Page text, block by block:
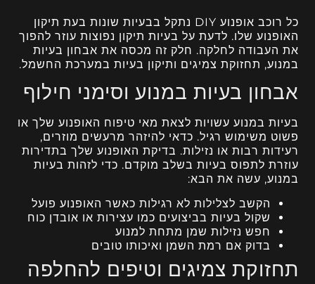
כל רוכב אופנוע DIY נתקל בבעיות שונות בעת תיקון
האופנוע שלו. לדעת על בעיות תיקון נפוצות עוזר להפוך
את העבודה לחלקה. חלק זה מכסה את אבחון בעיות
במנוע, תחזוקת צמיגים ותיקון בעיות במערכת החשמל.
אבחון בעיות במנוע וסימני חילוף
בעיות במנוע עשויות לצאת מאי טיפוח האופנוע שלך או
פשוט משימוש רגיל. כדאי להיזהר מרעשים מוזרים,
רעידות רבות או נזילות. בדיקת האופנוע שלך בתדירות
עוזרת לתפוס בעיות בשלב מוקדם. כדי לזהות בעיות
במנוע, עשה את הבא:
הקשב לצלילות לא רגילות כאשר האופנוע פועל
שקול בעיות בביצועים כמו עצירות או אובדן כוח
חפש נזילות שמן מתחת למנוע
בדוק אם רמת השמן ואיכותו טובים
תחזוקת צמיגים וטיפים להחלפה